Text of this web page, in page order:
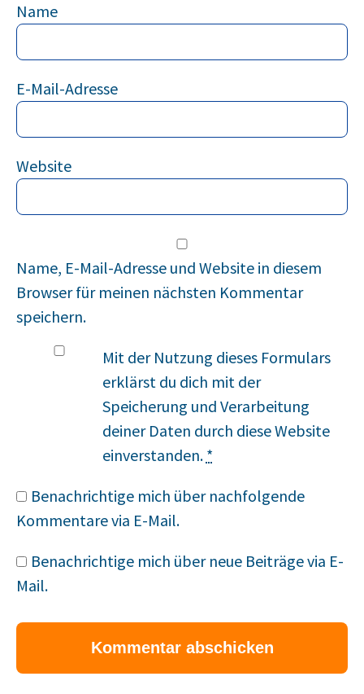
Name
E-Mail-Adresse
Website
Name, E-Mail-Adresse und Website in diesem
Browser für meinen nächsten Kommentar
speichern.
Mit der Nutzung dieses Formulars
erklärst du dich mit der
Speicherung und Verarbeitung
deiner Daten durch diese Website
einverstanden. *
Benachrichtige mich über nachfolgende
Kommentare via E-Mail.
Benachrichtige mich über neue Beiträge via E-
Mail.